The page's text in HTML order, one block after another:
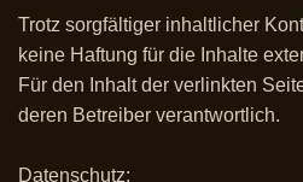
Trotz sorgfältiger inhaltlicher
keine Haftung für die Inhalte
Für den Inhalt der verlinkten
deren Betreiber verantwortlich.
Datenschutz: